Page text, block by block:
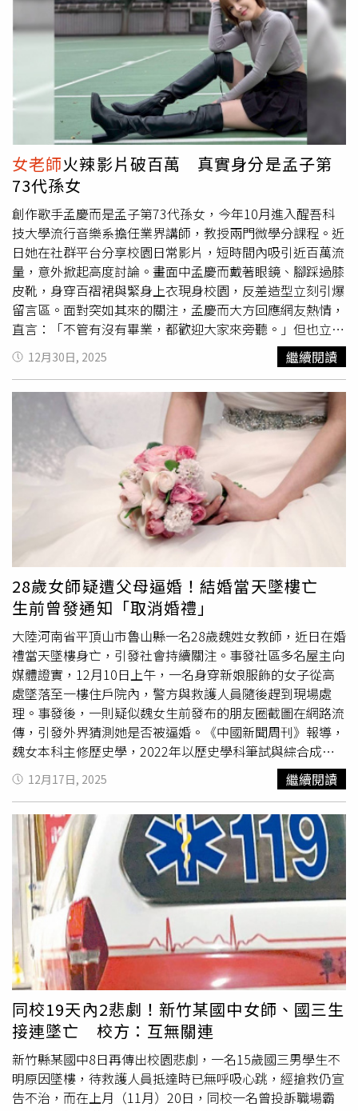
染源應是來自沒有落實蒸煮的廚餘。隨後案例場主也承認使
用舊的照片上傳，其所使用的廚餘蒸煮設備甚至在去年就已
無法運作。 案經16日後台中市府終於順利拆彈，控制住相
關疫情，解除禁運禁宰令，不過台中市農業局局長張敬昌與
環保局局長陳宏益也因未恪守中央防疫指引，遭到免職。
27歲張文2025年12月19日於北捷台北車站與捷運中山站前
拋擲煙霧彈，隨機殺人，造成4死11傷。（圖／翻攝畫面）
十、2025年12月19日：張文北捷隨機攻擊釀4死11傷2025
年12月19日上午，北市中山區多處傳出遭人縱火事故、下
午中正區南陽街先是發生火警事故，未料北捷台北車站M8
出口也傳出遭人投擲煙霧彈事故，造成1人嗆傷1人當場無生
命跡象。其中57歲的余家昶見張文丟擲煙霧彈，上前試圖阻
止，未料卻導致張文事先準備好的汽油彈誤燃，遭張文持利
刃刺傷，緊急送醫後仍不幸不治。 警方獲報後，第一時機
也鎖定戴著防毒面具的27歲張文涉有重嫌，卻礙於張文早已
事先多次勘驗，多次變換作案代步工具，甚至以徒步方式進
行，加重追緝難度。 同日晚間6時許，北市中正第一分局正
緊急調閱監視器畫面逮人時，張文卻步行從中山地下街返回
其位在大同千慧旅館的其中一據點，回旅店「補給」後，再
次於中山區誠品南西外投擲煙霧彈，並持刀朝路人攻擊，先
是對一名路過正在等紅燈的騎士揮刀，隨後一路衝進誠品南
西4樓，再朝路人揮刺，便一路來到南西頂樓，脫下全身裝
備墜樓身亡。 台北市警局也第一時間成立專案小組查緝，
鎖定張文戶籍為桃園市楊梅區，畢業於國立虎尾科大資訊工
程學系，並在2021年成為空軍通訊中隊志願役，卻在2022
年休假期間酒駕遭到汰除，隨後轉任大樓保全，卻因常與同
事發生摩擦遭到開除。2025年間因未依規定前往教召，而
遭到桃園地檢署通緝。事發後，張文的父母首度面對鏡頭下
跪道歉。（圖／方萬民攝） 張文犯案過程心思縝密，試圖
調虎離山分散警方警力，並在其雲端內查獲詳細作案計畫
表，顯示張文多次於網路上購買煙霧彈，甚至自製汽油彈，
試圖在人群眾多之處丟擲，所幸其於北車之汽油彈誤燃，讓
張文最終放棄將汽油彈推至中山，最終造成4死（含張文）
11傷慘案。案發後，張文的父母也首次面對媒體鏡頭，下跪
道歉。
急忙打電話給丈夫、兒子。對此，大雅警分局說明，初步判
斷63歲李女與35歲張男在大雅區龍善二街一處公園前，因
為糾紛案件發生爭吵，張男持刀攻擊李女，李女頸部重傷。
張男犯案後，從附近小路走上國道，意圖不明，在國道上遭
車輛撞擊，雙腿骨折重傷、意識不清，身上被搜出2把刀，
待人清醒後展開訊問。經查，張男於2023年因種植火麻，
被台北市大安警分局逮捕；台中地方法院判其5年6月徒刑，
案件一路上訴到最高法院均被駁回，全案已定讞，疑近日就
會發監執行。未料，張男在犯案前發文控訴遭受司法不公，
更稱地方立委、議員、里長、市府環保局甚至1999專線都
怠惰；另外，事發公園周圍時常出現逆向違停案件，或是打
球、跳舞頻出現噪音，都讓張男無法接受。張男還在內文驚
吐「歡迎來殺人，人很多很好殺！」並留言給親友，「家人
朋友們都要平安快樂，讓大家失望我很抱歉，你們可以罵我
沒有關係，應該是不會有人為我難過，我是解脫，所以不要
有任何感傷。若有下輩子、若我可以當好人，再跟大家當親
友，先上路了，掰。」◎勇敢求救並非弱者，您的痛苦有人
願意傾聽，請撥打1995◎如果您覺得痛苦、似乎沒有出
路，您並不孤單，請撥打1925
女老師火辣影片破百萬 真實身分是孟子第
73代孫女
創作歌手孟慶而是孟子第73代孫女，今年10月進入醒吾科
技大學流行音樂系擔任業界講師，教授兩門微學分課程。近
日她在社群平台分享校園日常影片，短時間內吸引近百萬流
量，意外掀起高度討論。畫面中孟慶而戴著眼鏡、腳踩過膝
皮靴，身穿百褶裙與緊身上衣現身校園，反差造型立刻引爆
留言區。面對突如其來的關注，孟慶而大方回應網友熱情，
直言：「不管有沒有畢業，都歡迎大家來旁聽。」但也立刻
補充，課堂本質始終擺在第一位，她坦言影視作品中常把老
師這個角色浪漫化，但她對教學有非常清楚的界線與原則，
「我認為課堂是非常神聖的，也認為自己是一個很嚴格、又
有原則的老師。」強調在她的課堂上不允許睡覺，也不能玩
電動，對學習態度毫不妥協。孟慶而火辣穿著引發熱烈討
論。（圖／起而行文化傳媒提供）至於當天特別用心的造
型，孟慶而也解釋並非刻意吸睛，而是希望用「身教」帶給
學生舞台感。孟慶而透露當天是大一新生歌唱比賽，許多學
生第一次站上舞台，容易被緊張與壓力淹沒，「我想用一身
的打扮告訴學生，在舞台上你就是不能被碾壓的，你就是最
閃亮的一顆星。」希望藉此鼓勵學生勇敢發光。談到身分帶
來的影響，孟慶而也直言身為孟子的後代，確實讓自己在教
學上多了一份使命感，她希望在課堂中，能培養出許多真正
熱愛音樂與藝術的學生，而不只是「完成作業」。若真的讓
孟子坐在教室最後一排旁聽，她自信表示：「我相信他應該
會以我為榮。」她形容自己是一個認真、嚴格，但同時非常
關心學生的老師，只要學生展現強烈的求知欲，她甚至會主
動安排一對一教學，希望每一份努力都能被好好對待。
12月30日, 2025 繼續閱讀
28歲女師疑遭父母逼婚！結婚當天墜樓亡
生前曾發通知「取消婚禮」
大陸河南省平頂山市魯山縣一名28歲魏姓女教師，近日在婚
禮當天墜樓身亡，引發社會持續關注。事發社區多名屋主向
媒體證實，12月10日上午，一名身穿新娘服飾的女子從高
處墜落至一樓住戶院內，警方與救護人員隨後趕到現場處
理。事發後，一則疑似魏女生前發布的朋友圈截圖在網路流
傳，引發外界猜測她是否被逼婚。《中國新聞周刊》報導，
魏女本科主修歷史學，2022年以歷史學科筆試與綜合成績
雙第一的成績，入職魯山縣第一高級中學擔任歷史教師。該
校為河南省示範性高中。入職前，她曾在縣內一所與魯山一
高聯合創辦的民辦學校任教。多名前同事表示，魏女性格溫
和，工作認真，深受學生喜愛。學生林娜（化名）透露，魏
女工作十分投入，清晨5點50分便到校督促早讀，直到晚上
9點後才離校。她同時教授兩個大班，課時較多，但從未在
課堂上表現出不耐煩。此外，她對學生要求嚴格，課後則會
安排補測與輔導，對基礎薄弱的學生持續跟進，幫助班級成
績保持在年級前列。在學生眼中，魏女熱愛生活，關注影視
與流行文化，上課妝容自然得體，穿搭風格鮮明，給人親切
而自律的印象。與其校園形象形成反差的，是網路上圍繞其
家庭與婚姻狀況的多種猜測。根據網路流傳的截圖，魏女在
婚禮前一天曾發布過取消婚禮的通知，但由於「父母不同
意」，婚禮還是照常舉行，引發「被逼婚」猜測。此外，社
交平台上還出現關於新郎學歷、工作及經濟狀況的傳言。有
自稱與新郎在同一單位工作的網友表示，新郎具備本科學
歷，工作收入在當地屬於相對穩定水平，但相關說法尚未得
到官方證實。就相關情況，魯山縣民政局工作人員表示不清
12月17日, 2025 繼續閱讀
同校19天內2悲劇！新竹某國中女師、國三生
接連墜亡 校方：互無關連
新竹縣某國中8日再傳出校園悲劇，一名15歲國三男學生不
明原因墜樓，待救護人員抵達時已無呼吸心跳，經搶救仍宣
告不治，而在上月（11月）20日，同校一名曾投訴職場霸